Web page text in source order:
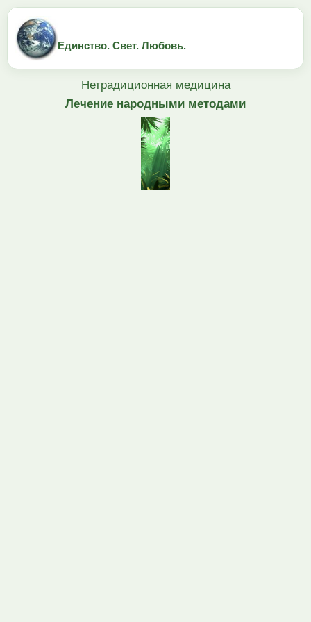
Единство. Свет. Любовь.
Нетрадиционная медицина
Лечение народными методами